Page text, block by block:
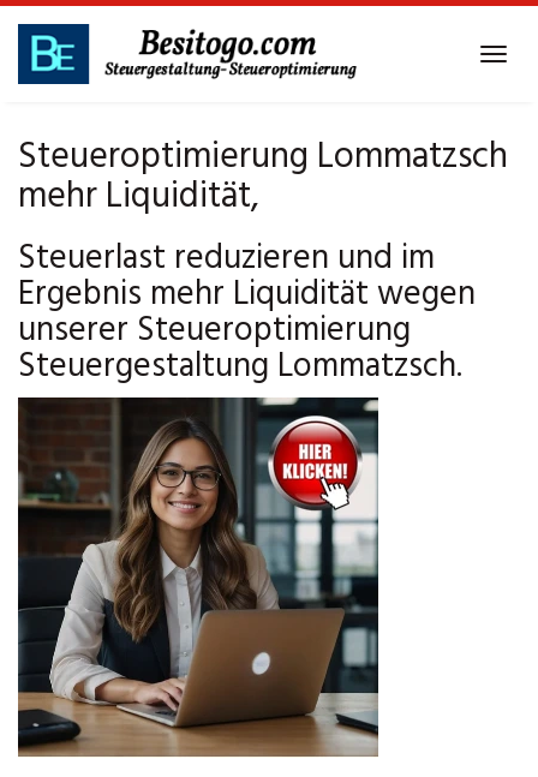
Skip
main
Steueroptimierung Lommatzsch
mehr Liquidität,
Steuerlast reduzieren und im
Ergebnis mehr Liquidität wegen
unserer Steueroptimierung
Steuergestaltung Lommatzsch.